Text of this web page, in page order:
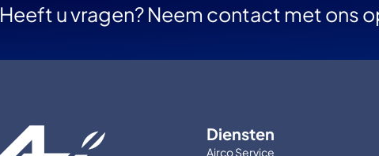
Heeft u vragen? Neem contact met ons
Diensten
Airco Service